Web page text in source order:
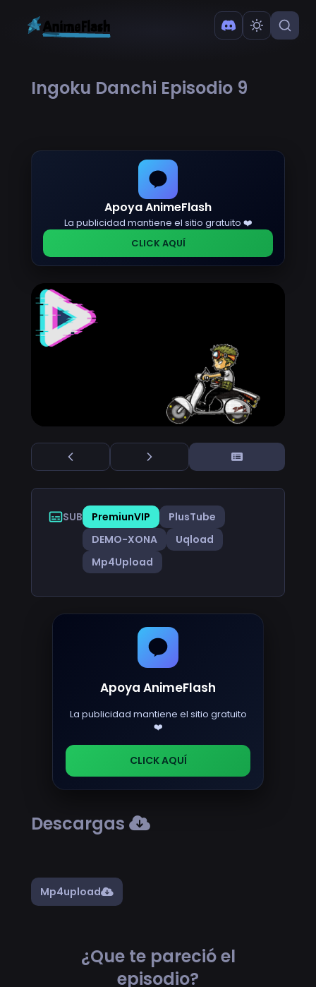
Ingoku Danchi Episodio 9
Apoya AnimeFlash
La publicidad mantiene el sitio gratuito ❤️
CLICK AQUÍ
SUB PremiunVIP
PlusTube
DEMO-XONA
Uqload
Mp4Upload
Apoya AnimeFlash
La publicidad mantiene el sitio gratuito
❤️
CLICK AQUÍ
Descargas
Mp4upload
¿Que te pareció el
episodio?